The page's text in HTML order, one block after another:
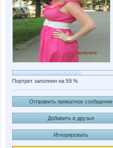
Портрет заполнен на 59 %
Отправить приватное сообщение
Добавить в друзья
Игнорировать